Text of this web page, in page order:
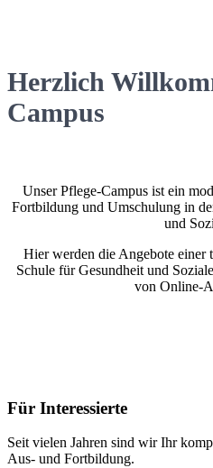
Herzlich
Campus
Unser Pflege-Campus ist ein
Fortbildung und Umschulung in
und
Hier werden die Angebote einer
Schule für Gesundheit und
von Online-
Für Interessierte
Seit vielen Jahren sind wir Ihr
Aus- und Fortbildung.